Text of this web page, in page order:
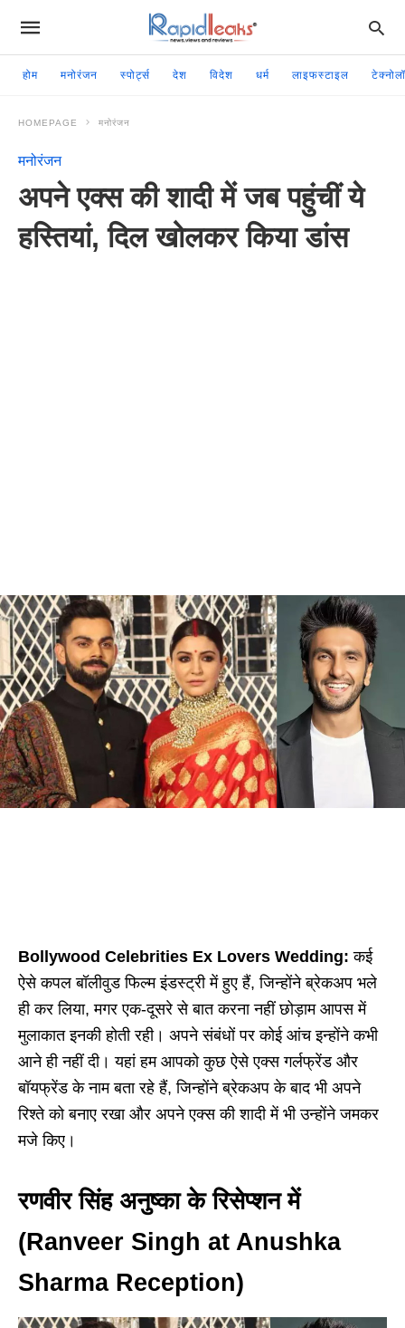
होम मनोरंजन स्पोर्ट्स देश विदेश धर्म लाइफस्टाइल
HOMEPAGE मनोरंजन
मनोरंजन
अपने एक्स की शादी में जब पहुंचीं ये
हस्तियां, दिल खोलकर किया डांस
Bollywood Celebrities Ex Lovers Wedding:कई
ऐसे कपल बॉलीवुड फिल्म इंडस्ट्री में हुए हैं, जिन्होंने ब्रेकअप भले
ही कर लिया, मगर एक-दूसरे से बात करना नहीं छोड़ाम आपस में
मुलाकात इनकी होती रही। अपने संबंधों पर कोई आंच इन्होंने कभी
आने ही नहीं दी। यहां हम आपको कुछ ऐसे एक्स गर्लफ्रेंड और
बॉयफ्रेंड के नाम बता रहे हैं, जिन्होंने ब्रेकअप के बाद भी अपने
रिश्ते को बनाए रखा और अपने एक्स की शादी में भी उन्होंने जमकर
मजे किए।
रणवीर सिंह अनुष्का के रिसेप्शन में
(Ranveer Singh at Anushka
Sharma Reception)